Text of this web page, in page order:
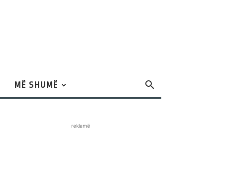
MË SHUMË
reklamë